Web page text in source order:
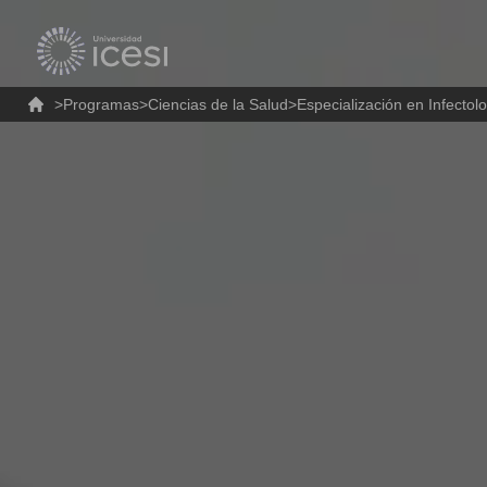
>Programas>Ciencias de la Salud>Especialización en